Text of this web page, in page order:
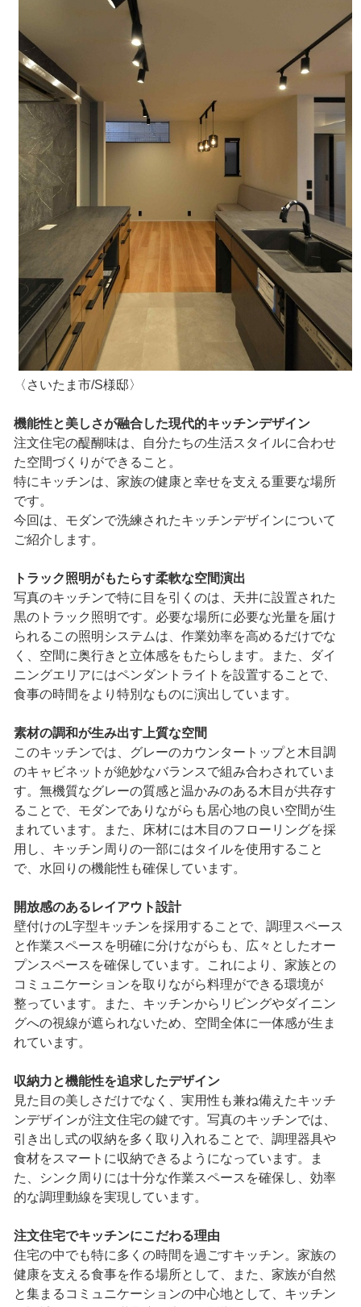
〈さいたま市/S様邸〉
機能性と美しさが融合した現代的キッチンデザイン
注文住宅の醍醐味は、自分たちの生活スタイルに合わせ
た空間づくりができること。
特にキッチンは、家族の健康と幸せを支える重要な場所
です。
今回は、モダンで洗練されたキッチンデザインについて
ご紹介します。
トラック照明がもたらす柔軟な空間演出
写真のキッチンで特に目を引くのは、天井に設置された
黒のトラック照明です。必要な場所に必要な光量を届け
られるこの照明システムは、作業効率を高めるだけでな
く、空間に奥行きと立体感をもたらします。また、ダイ
ニングエリアにはペンダントライトを設置することで、
食事の時間をより特別なものに演出しています。
素材の調和が生み出す上質な空間
このキッチンでは、グレーのカウンタートップと木目調
のキャビネットが絶妙なバランスで組み合わされていま
す。無機質なグレーの質感と温かみのある木目が共存す
ることで、モダンでありながらも居心地の良い空間が生
まれています。また、床材には木目のフローリングを採
用し、キッチン周りの一部にはタイルを使用すること
で、水回りの機能性も確保しています。
開放感のあるレイアウト設計
壁付けのL字型キッチンを採用することで、調理スペース
と作業スペースを明確に分けながらも、広々としたオー
プンスペースを確保しています。これにより、家族との
コミュニケーションを取りながら料理ができる環境が
整っています。また、キッチンからリビングやダイニン
グへの視線が遮られないため、空間全体に一体感が生ま
れています。
収納力と機能性を追求したデザイン
見た目の美しさだけでなく、実用性も兼ね備えたキッチ
ンデザインが注文住宅の鍵です。写真のキッチンでは、
引き出し式の収納を多く取り入れることで、調理器具や
食材をスマートに収納できるようになっています。ま
た、シンク周りには十分な作業スペースを確保し、効率
的な調理動線を実現しています。
注文住宅でキッチンにこだわる理由
住宅の中でも特に多くの時間を過ごすキッチン。家族の
健康を支える食事を作る場所として、また、家族が自然
と集まるコミュニケーションの中心地として、キッチン